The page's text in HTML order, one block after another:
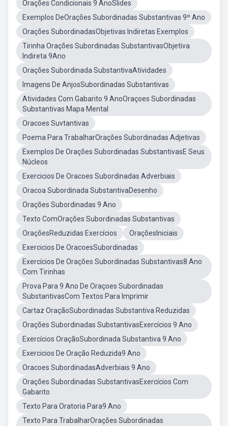
Orações Condicionais 9 AnoSlides
Exemplos DeOrações Subordinadas Substantivas 9º Ano
Orações SubordinadasObjetivas Indiretas Exemplos
Tirinha Orações Subordinadas SubstantivasObjetiva
Indireta 9Ano
Orações Subordinada SubstantivaAtividades
Imagens De AnjosSubordinadas Substantivas
Atividades Com Gabarito 9 AnoOraçoes Subordinadas
Substantivas Mapa Mental
Oracoes Suvtantivas
Poema Para TrabalharOrações Subordinadas Adjetivas
Exemplos De Orações Subordinadas SubstantivasE Seus
Núcleos
Exercicios De Oracoes Subordinadas Adverbiais
Oracoa Subordinada SubstantivaDesenho
Orações Subordinadas 9 Ano
Texto ComOrações Subordinadas Substantivas
OraçõesReduzidas Exercícios
OraçõesIniciais
Exercicios De OracoesSubordinadas
Exercícios De Orações Subordinadas Substantivas8 Ano
Com Tirinhas
Prova Para 9 Ano De Oraçoes Subordinadas
SubstantivasCom Textos Para Imprimir
Cartaz OraçãoSubordinadas Substantiva Reduzidas
Orações Subordinadas SubstantivasExercícios 9 Ano
Exercícios OraçãoSubordinada Substantiva 9 Ano
Exercicios De Oração Reduzida9 Ano
Oracoes SubordinadasAdverbiais 9 Ano
Orações Subordinadas SubstantivasExercícios Com
Gabarito
Texto Para Oratoria Para9 Ano
Texto Para TrabalharOrações Subordinadas